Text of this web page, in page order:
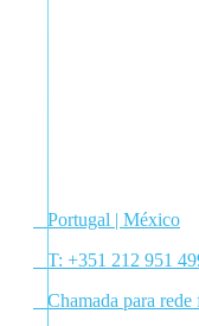
Portugal | México
T: +351 212 951
Chamada para